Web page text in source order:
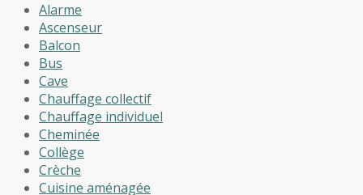
Alarme
Ascenseur
Balcon
Bus
Cave
Chauffage collectif
Chauffage individuel
Cheminée
Collège
Crèche
Cuisine aménagée